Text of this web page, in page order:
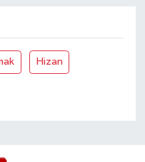
Hizan